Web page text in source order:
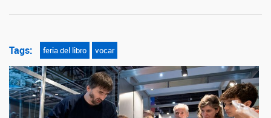
Tags: feria del libro vocar